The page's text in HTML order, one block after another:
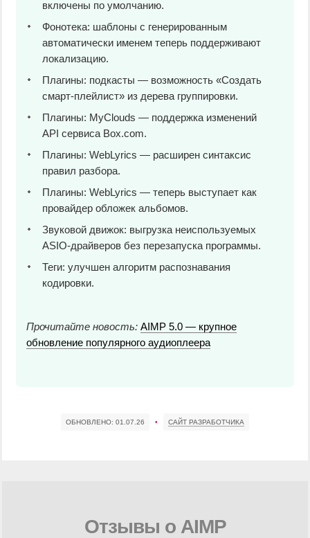
включены по умолчанию.
Фонотека: шаблоны с генерированным
автоматически именем теперь поддерживают
локализацию.
Плагины: подкасты — возможность «Создать
смарт-плейлист» из дерева группировки.
Плагины: MyClouds — поддержка изменений
API сервиса Box.com.
Плагины: WebLyrics — расширен синтаксис
правил разбора.
Плагины: WebLyrics — теперь выступает как
провайдер обложек альбомов.
Звуковой движок: выгрузка неиспользуемых
ASIO-драйверов без перезапуска программы.
Теги: улучшен алгоритм распознавания
кодировки.
Прочитайте новость: AIMP 5.0 — крупное
обновление популярного аудиоплеера
ОБНОВЛЕНО: 01.07.26 • САЙТ РАЗРАБОТЧИКА
Отзывы о AIMP